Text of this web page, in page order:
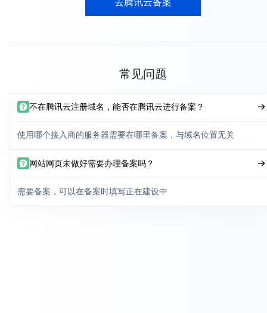
常见问题
不在腾讯云注册域名，能否在腾讯云进行备案？
使用哪个接入商的服务器需要在哪里备案，与域名位置无关
网站网页未做好需要办理备案吗？
需要备案，可以在备案时填写正在建设中